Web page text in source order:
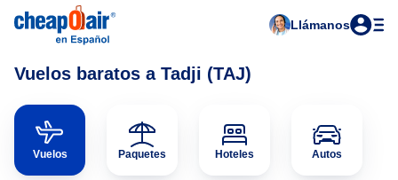
Llámanos
Vuelos baratos a Tadji (TAJ)
Vuelos Paquetes Hoteles Autos